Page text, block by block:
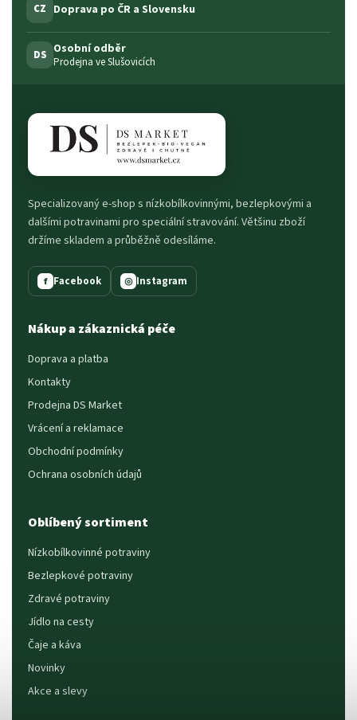
CZ Doprava po ČR a Slovensku
DS Osobní odběr
Prodejna ve Slušovicích
Specializovaný e-shop s nízkobílkovinnými, bezlepkovými a
dalšími potravinami pro speciální stravování. Většinu zboží
držíme skladem a průběžně odesíláme.
f Facebook ◎ Instagram
Nákup a zákaznická péče
Doprava a platba
Kontakty
Prodejna DS Market
Vrácení a reklamace
Obchodní podmínky
Ochrana osobních údajů
Oblíbený sortiment
Nízkobílkovinné potraviny
Bezlepkové potraviny
Zdravé potraviny
Jídlo na cesty
Čaje a káva
Novinky
Akce a slevy